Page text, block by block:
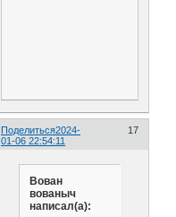
Поделиться 17
2024-
01-06 22:54:11
Вован
вованыч
написал(а):